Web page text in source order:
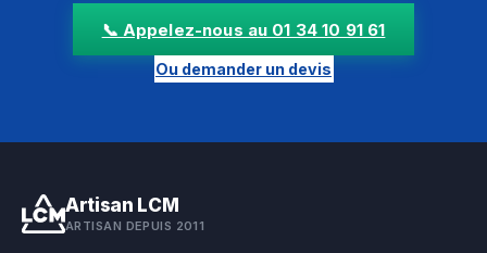
📞 Appelez-nous au 01 34 10 91 61
Ou demander un devis
Artisan LCM
ARTISAN DEPUIS 2011